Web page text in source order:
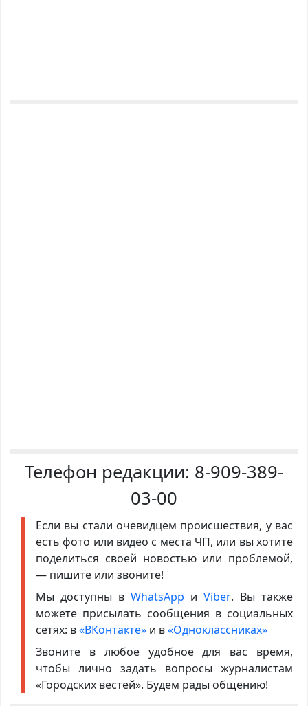
Телефон редакции: 8-909-389-
03-00
Если вы стали очевидцем происшествия, у вас
есть фото или видео с места ЧП, или вы хотите
поделиться своей новостью или проблемой,
— пишите или звоните!
Мы доступны в WhatsApp иViber. Вы также
можете присылать сообщения в социальных
сетях: в«ВКонтакте»и в«Одноклассниках»
Звоните в любое удобное для вас время,
чтобы лично задать вопросы журналистам
«Городских вестей». Будем рады общению!